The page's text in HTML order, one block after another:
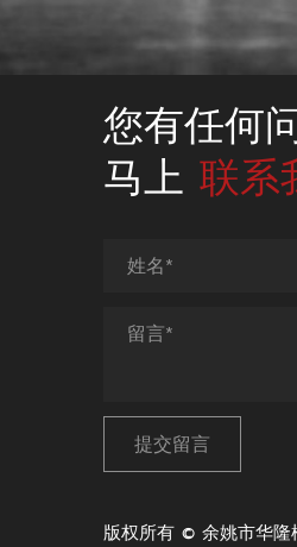
您有任何
马上 联系
版权所有 © 余姚市华隆